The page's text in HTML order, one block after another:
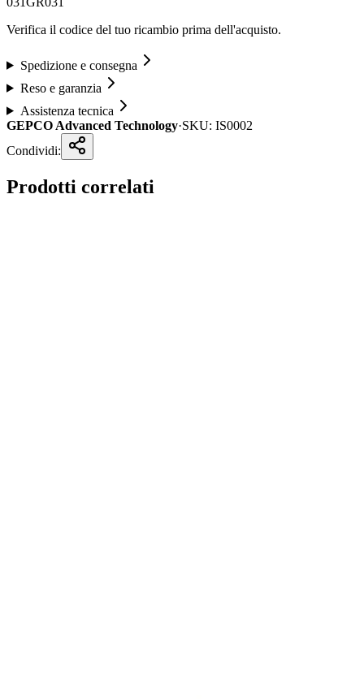
Verifica il codice del tuo ricambio prima dell'acquisto.
Spedizione e consegna
Reso e garanzia
Assistenza tecnica
GEPCO Advanced Technology·SKU: IS0002
Condividi:
Prodotti correlati